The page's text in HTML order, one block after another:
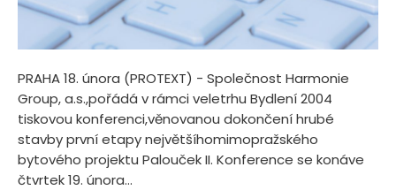
PRAHA 18. února (PROTEXT) - Společnost Harmonie
Group, a.s.,pořádá v rámci veletrhu Bydlení 2004
tiskovou konferenci,věnovanou dokončení hrubé
stavby první etapy největšíhomimopražského
bytového projektu Palouček II. Konference se konáve
čtvrtek 19. února...